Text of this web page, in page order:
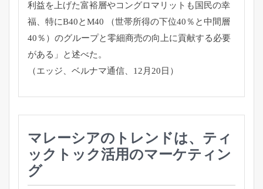
利益を上げた富裕層やコングロマリットも国民の幸
福、特にB40とM40 （世帯所得の下位40％と中間層
40％） のグループと零細商売の向上に貢献する必要
がある」と述べた。
（エッジ、ベルナマ通信、12月20日）
マレーシアのトレンドは、ティ
ックトック活用のマーケティン
グ